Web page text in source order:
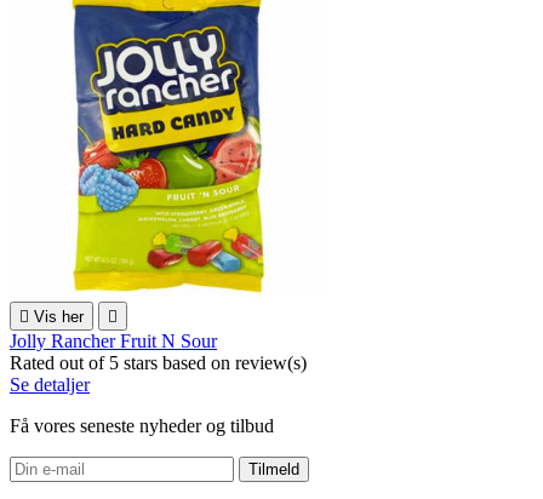
 Vis her 
Jolly Rancher Fruit N Sour
Rated out of 5 stars based on review(s)
Se detaljer
Få vores seneste nyheder og tilbud